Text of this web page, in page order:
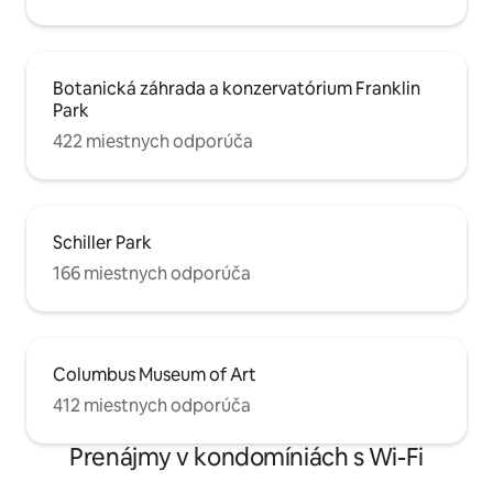
Botanická záhrada a konzervatórium Franklin
Park
422 miestnych odporúča
Schiller Park
166 miestnych odporúča
Columbus Museum of Art
412 miestnych odporúča
Prenájmy v kondomíniách s Wi-Fi